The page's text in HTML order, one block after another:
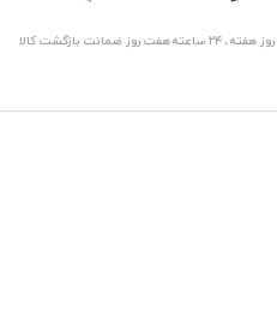
هفت روز ضمانت بازگشت کالا